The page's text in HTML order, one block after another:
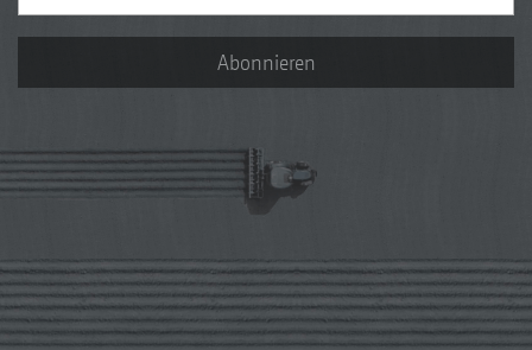
Abonnieren